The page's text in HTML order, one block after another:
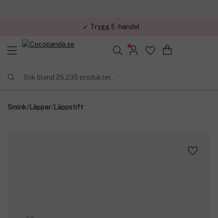
✓ Trygg E-handel
Sök bland 25.235 produkter..
Smink/Läppar/Läppstift